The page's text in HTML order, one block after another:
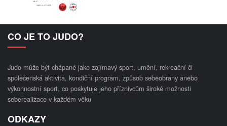
CO JE TO JUDO?
Judo může být chápané jako zajímavý sport, umění, rekreační či
společenská aktivita, kondiční program, způsob sebeobrany anebo
výkonnostní sport, co poskytuje jeho příznivcům široké možnosti
seberealizace v každém věku
ODKAZY